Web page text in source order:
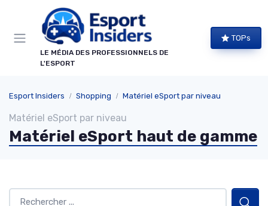
LE MÉDIA DES PROFESSIONNELS DE
L'ESPORT
TOPs
Esport Insiders Shopping Matériel eSport par niveau
Matériel eSport par niveau
Matériel eSport haut de gamme
Panneau de gestion des cookies